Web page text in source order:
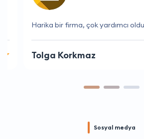
Harika bir firma, çok yardımcı oldular
Tolga Korkmaz
Sosyal medya